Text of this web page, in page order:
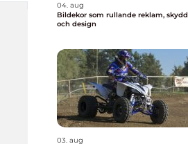
04. aug
Bildekor som rullande reklam, skydd
och design
03. aug